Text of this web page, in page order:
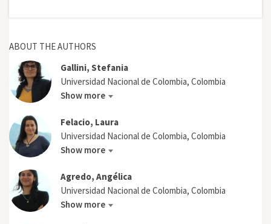
ABOUT THE AUTHORS
Gallini, Stefania
Universidad Nacional de Colombia, Colombia
Show more
Felacio, Laura
Universidad Nacional de Colombia, Colombia
Show more
Agredo, Angélica
Universidad Nacional de Colombia, Colombia
Show more